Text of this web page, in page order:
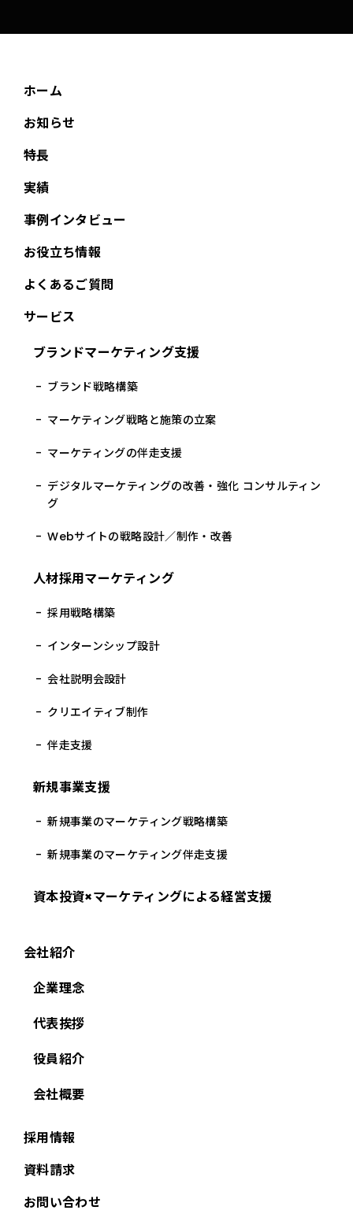
ホーム
お知らせ
特長
実績
事例インタビュー
お役立ち情報
よくあるご質問
サービス
ブランドマーケティング支援
ブランド戦略構築
マーケティング戦略と施策の立案
マーケティングの伴走支援
デジタルマーケティングの改善・強化 コンサルティン
グ
Webサイトの戦略設計／制作・改善
人材採用マーケティング
採用戦略構築
インターンシップ設計
会社説明会設計
クリエイティブ制作
伴走支援
新規事業支援
新規事業のマーケティング戦略構築
新規事業のマーケティング伴走支援
資本投資×マーケティングによる経営支援
会社紹介
企業理念
代表挨拶
役員紹介
会社概要
採用情報
資料請求
お問い合わせ